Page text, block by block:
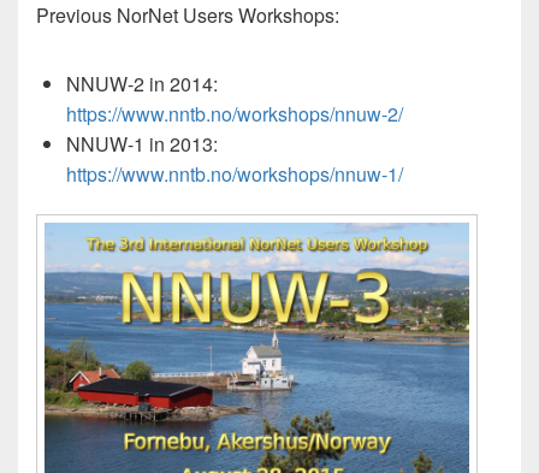
Previous NorNet Users Workshops:
NNUW-2 in 2014:
https://www.nntb.no/workshops/nnuw-2/
NNUW-1 in 2013:
https://www.nntb.no/workshops/nnuw-1/